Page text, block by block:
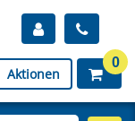
Aktionen
0